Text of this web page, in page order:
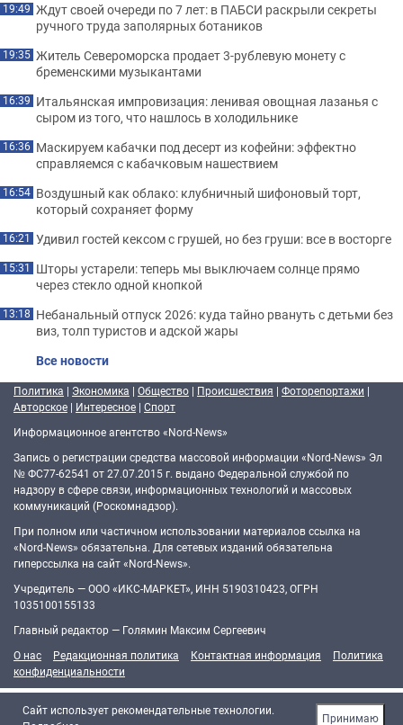
19:49 Ждут своей очереди по 7 лет: в ПАБСИ раскрыли секреты
ручного труда заполярных ботаников
19:35 Житель Североморска продает 3-рублевую монету с
бременскими музыкантами
16:39 Итальянская импровизация: ленивая овощная лазанья с
сыром из того, что нашлось в холодильнике
16:36 Маскируем кабачки под десерт из кофейни: эффектно
справляемся с кабачковым нашествием
16:54 Воздушный как облако: клубничный шифоновый торт,
который сохраняет форму
16:21 Удивил гостей кексом с грушей, но без груши: все в восторге
15:31 Шторы устарели: теперь мы выключаем солнце прямо
через стекло одной кнопкой
13:18 Небанальный отпуск 2026: куда тайно рвануть с детьми без
виз, толп туристов и адской жары
Все новости
Политика | Экономика | Общество | Происшествия | Фоторепортажи |
Авторское | Интересное | Спорт
Информационное агентство «Nord-News»
Запись о регистрации средства массовой информации «Nord-News» Эл
№ ФС77-62541 от 27.07.2015 г. выдано Федеральной службой по
надзору в сфере связи, информационных технологий и массовых
коммуникаций (Роскомнадзор).
При полном или частичном использовании материалов ссылка на
«Nord-News» обязательна. Для сетевых изданий обязательна
гиперссылка на сайт «Nord-News».
Учредитель — ООО «ИКС-МАРКЕТ», ИНН 5190310423, ОГРН
1035100155133
Главный редактор — Голямин Максим Сергеевич
О нас
Редакционная политика Контактная информация
Политика
конфиденциальности
Cайт использует рекомендательные технологии.
Принимаю